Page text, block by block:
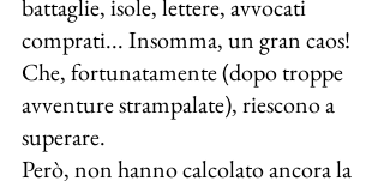
battaglie, isole, lettere, avvocati
comprati... Insomma, un gran caos!
Che, fortunatamente (dopo troppe
avventure strampalate), riescono a
superare.
Però, non hanno calcolato ancora la